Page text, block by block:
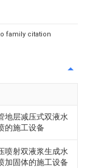
family citation
地层减压式双液水
的施工设备
喷射双液浆生成水
加固体的施工设备